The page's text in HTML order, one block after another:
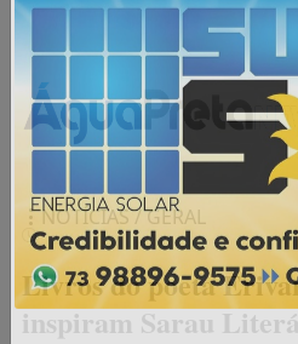
NOTÍCIAS / GERAL
Livros do poeta
inspiram Sarau